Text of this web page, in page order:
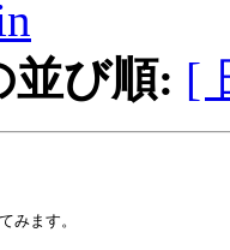
並び順: [
みます。